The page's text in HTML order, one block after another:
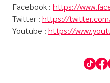
Facebook : https://
Twitter : https://
Youtube : https://